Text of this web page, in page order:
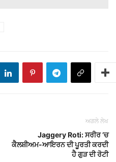
ਅਗਲੇ ਲੇਖ
Jaggery Roti: ਸਰੀਰ ’ਚ
ਕੈਲਸ਼ੀਅਮ-ਆਇਰਨ ਦੀ ਪੂਰਤੀ ਕਰਦੀ
ਹੈ ਗੁੜ ਦੀ ਰੋਟੀ